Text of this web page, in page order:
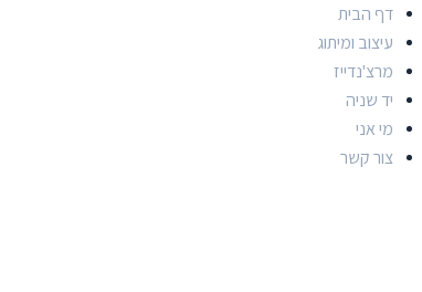
דף הבית
עיצוב ומיתוג
מרצ'נדייז
יד שניה
מי אני
צור קשר